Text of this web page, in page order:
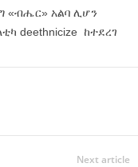
«ብሔር» አልባ ሊሆን
deethnicize ከተደረገ
Next article